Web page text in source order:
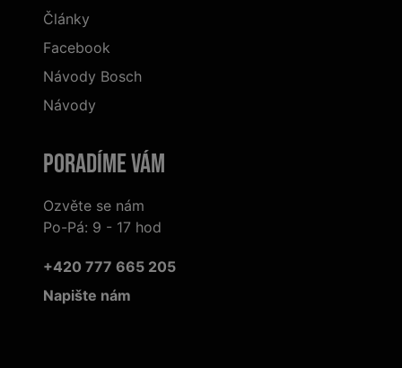
Články
Facebook
Návody Bosch
Návody
Poradíme Vám
Ozvěte se nám
Po-Pá: 9 - 17 hod
+420 777 665 205
Napište nám